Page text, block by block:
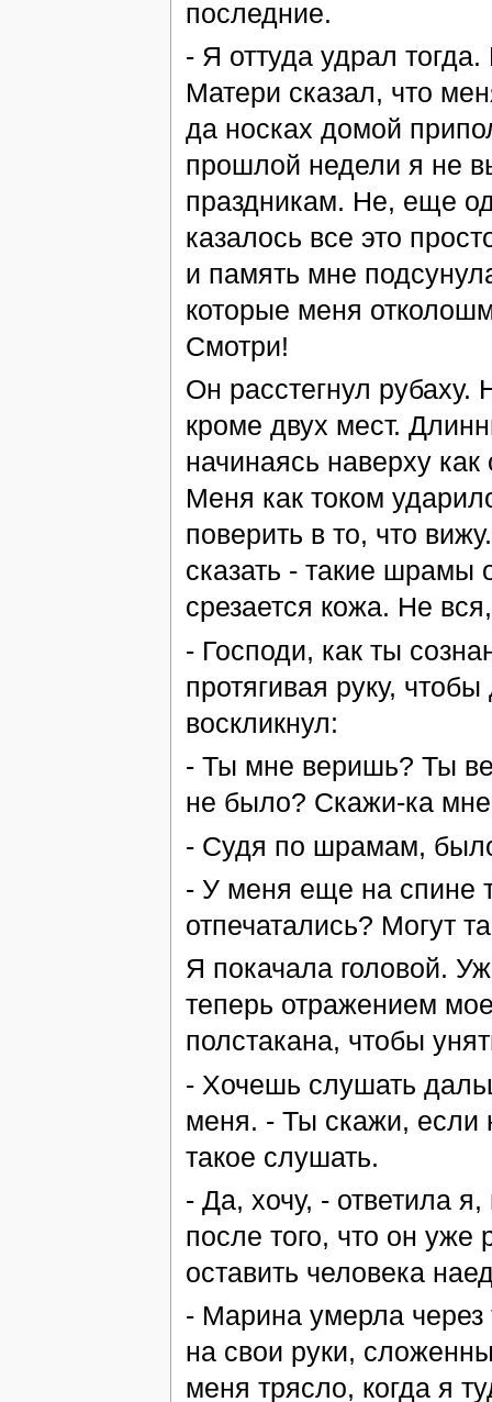
последние.
- Я оттуда удрал
Матери сказал, что
да носках домой
прошлой недели я не
праздникам. Не, еще
казалось все это
и память мне
которые меня
Смотри!
Он расстегнул рубаху.
кроме двух мест.
начинаясь наверху
Меня как током
поверить в то, что
сказать - такие шрамы
срезается кожа. Не
- Господи, как ты
протягивая руку,
воскликнул:
- Ты мне веришь? Ты
не было? Скажи-ка
- Судя по шрамам,
- У меня еще на спине
отпечатались? Могут
Я покачала головой.
теперь отражением
полстакана, чтобы
- Хочешь слушать
меня. - Ты скажи, если
такое слушать.
- Да, хочу, - ответила
после того, что он уже
оставить человека
- Марина умерла
на свои руки,
меня трясло, когда я